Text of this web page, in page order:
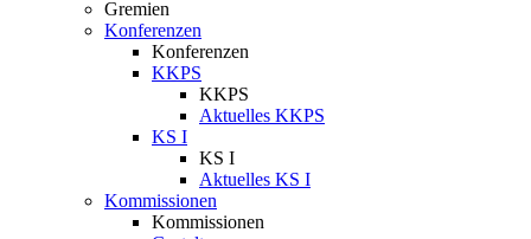
Gremien
Konferenzen
Konferenzen
KKPS
KKPS
Aktuelles KKPS
KS I
KS I
Aktuelles KS I
Kommissionen
Kommissionen